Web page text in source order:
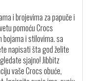
i brojevima za papuče i
pomoću Crocs
bojama i stilovima. sa
napisati šta god želite
sjajno! Jibbitz
vaše Crocs obuće,